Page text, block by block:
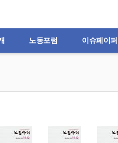
노동포럼 이슈페이퍼